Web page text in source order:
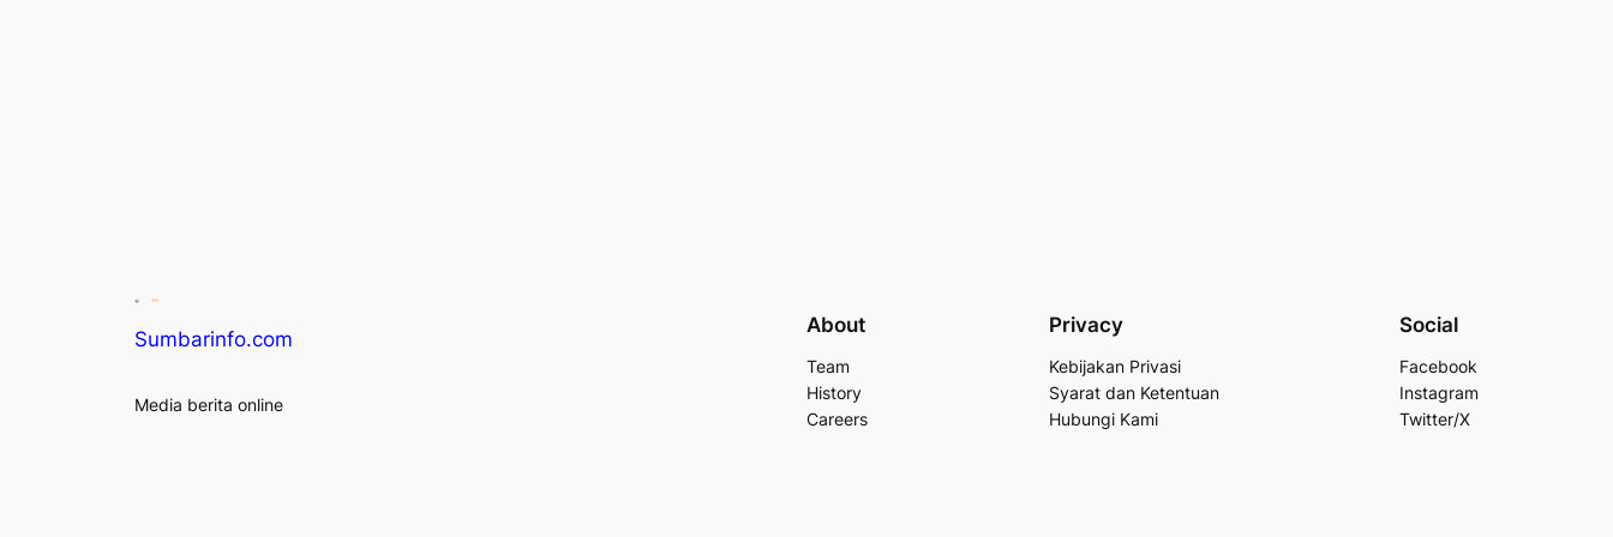
Sumbarinfo.com
Media berita online
About
Team
History
Careers
Privacy
Kebijakan Privasi
Syarat dan Ketentuan
Hubungi Kami
Social
Facebook
Instagram
Twitter/X